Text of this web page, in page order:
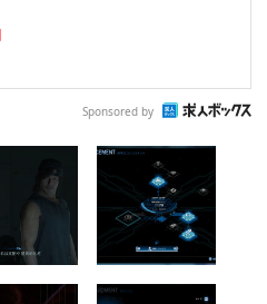
Sponsored by